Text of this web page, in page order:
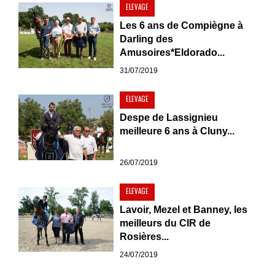
ELEVAGE
Les 6 ans de Compiègne à
Darling des
Amusoires*Eldorado...
31/07/2019
ELEVAGE
Despe de Lassignieu
meilleure 6 ans à Cluny...
26/07/2019
ELEVAGE
Lavoir, Mezel et Banney, les
meilleurs du CIR de
Rosières...
24/07/2019